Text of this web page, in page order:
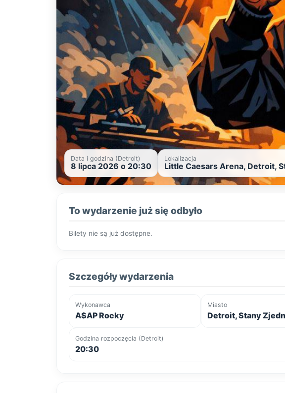
Data i godzina (Detroit)
8 lipca 2026 o 20:30
Lokalizacja
Little Caesars Arena, Detroit,
To wydarzenie już się odbyło
Bilety nie są już dostępne.
Szczegóły wydarzenia
Wykonawca
A$AP Rocky
Miasto
Detroit, Stany
Godzina rozpoczęcia (Detroit)
20:30